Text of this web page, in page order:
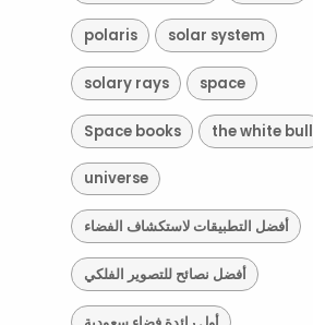
polaris solar system
solary rays space
Space books the white bull
universe
أفضل التطبيقات لاستكشاف الفضاء
أفضل نصائح للتصوير الفلكي